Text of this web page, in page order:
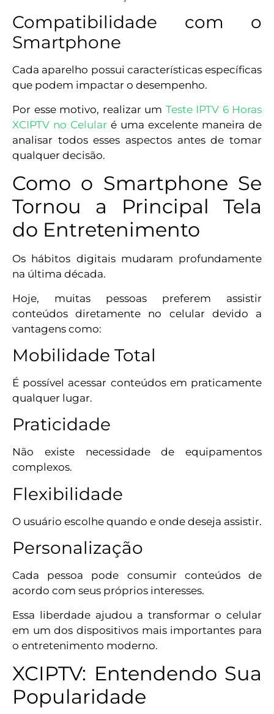
Compatibilidade com o
Smartphone
Cada aparelho possui características específicas
que podem impactar o desempenho.
Por esse motivo, realizar um Teste IPTV 6 Horas
XCIPTV no Celular é uma excelente maneira de
analisar todos esses aspectos antes de tomar
qualquer decisão.
Como o Smartphone Se
Tornou a Principal Tela
do Entretenimento
Os hábitos digitais mudaram profundamente
na última década.
Hoje, muitas pessoas preferem assistir
conteúdos diretamente no celular devido a
vantagens como:
Mobilidade Total
É possível acessar conteúdos em praticamente
qualquer lugar.
Praticidade
Não existe necessidade de equipamentos
complexos.
Flexibilidade
O usuário escolhe quando e onde deseja assistir.
Personalização
Cada pessoa pode consumir conteúdos de
acordo com seus próprios interesses.
Essa liberdade ajudou a transformar o celular
em um dos dispositivos mais importantes para
o entretenimento moderno.
XCIPTV: Entendendo Sua
Popularidade